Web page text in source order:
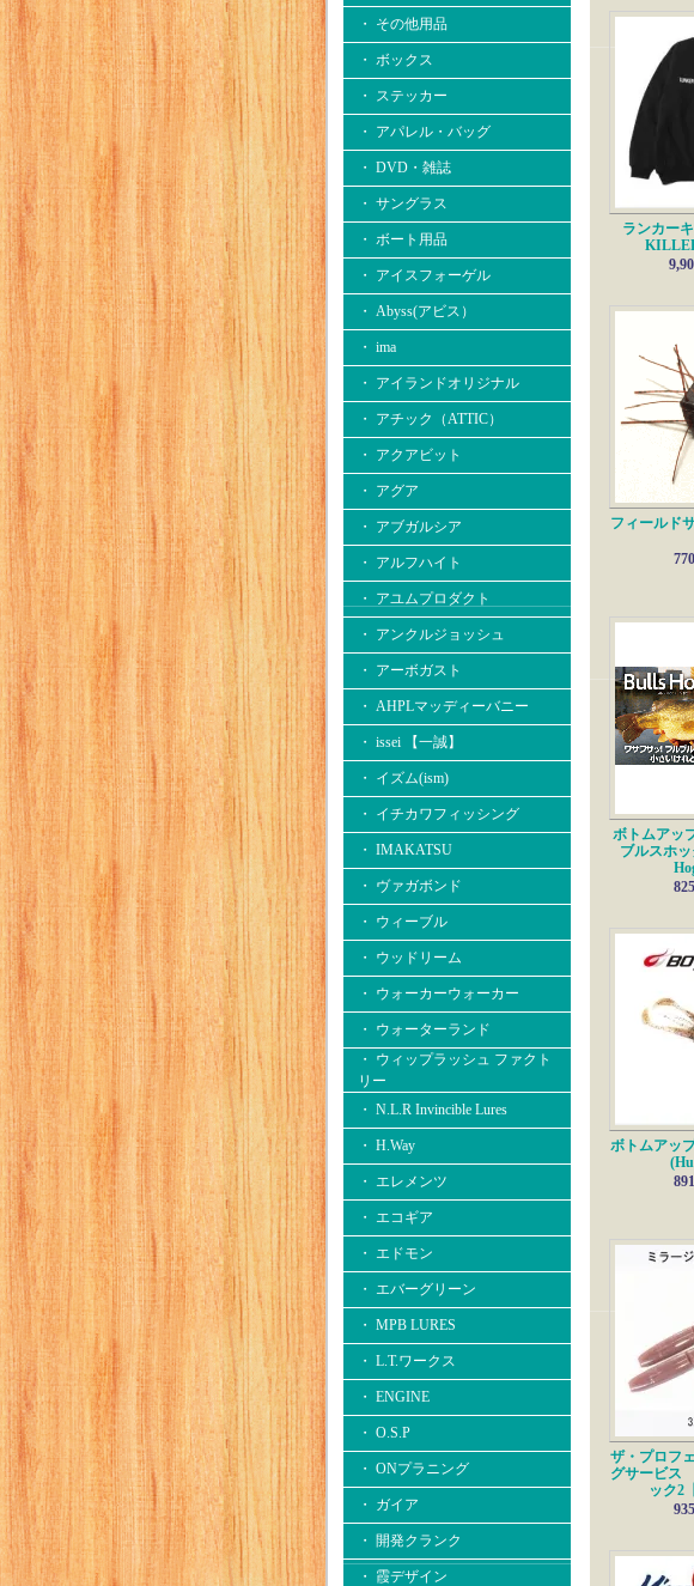
・ その他用品
・ ボックス
・ ステッカー
・ アパレル・バッグ
・ DVD・雑誌
・ サングラス
・ ボート用品
・ アイスフォーゲル
・ Abyss(アビス）
・ ima
・ アイランドオリジナル
・ アチック（ATTIC）
・ アクアビット
・ アグア
・ アブガルシア
・ アルフハイト
・ アユムプロダクト
・ アンクルジョッシュ
・ アーボガスト
・ AHPLマッディーバニー
・ issei 【一誠】
・ イズム(ism)
・ イチカワフィッシング
・ IMAKATSU
・ ヴァガボンド
・ ウィーブル
・ ウッドリーム
・ ウォーカーウォーカー
・ ウォーターランド
・ ウィップラッシュ ファクト
リー
・ N.L.R Invincible Lures
・ H.Way
・ エレメンツ
・ エコギア
・ エドモン
・ エバーグリーン
・ MPB LURES
・ L.T.ワークス
・ ENGINE
・ O.S.P
・ ONプラニング
・ ガイア
・ 開発クランク
・ 霞デザイン
■ABU純正パ
ABUワー
ABUワー
12/
■雑誌
12/
ワーミング
クリスタ
クリスタ
COOBY Jr
COOBY Jr
COOBY（
GLINT2.0
■椿研究所
ターポリ
10/
■ランカーキ
LUNKER
LUNKER
10/
最新
10/
■ハイドア
FOOSHA（
9/
■ツッガー
ツッガー
■メガバス
HAZE-ST【
9/
■バークレイ
ダイム
8/
■ボックス・
RJウエポン
RJタクテ
8/
■弁天フィ
カバーシュ
■ツッガー
ツッガーフ
ツッガー
■フィッシン
■雑誌最新
ベビート
8/
■ノリーズ
エフエス
8/
■ハンクル
K-1ミノー
8/
■アパレル・
8/
■痴虫再入
ランカー
フィールド
ボトムアッ
ブルスホ
ボトムアッ
ザ・プロフ
グサービス
ック2